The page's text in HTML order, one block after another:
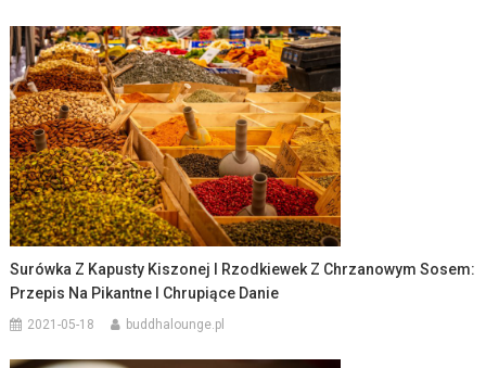
Surówka Z Kapusty Kiszonej I Rzodkiewek Z Chrzanowym Sosem:
Przepis Na Pikantne I Chrupiące Danie
2021-05-18 buddhalounge.pl